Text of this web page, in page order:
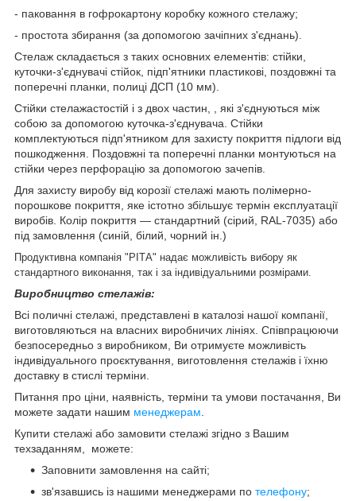
- паковання в гофрокартону коробку кожного стелажу;
- простота збирання (за допомогою зачіпних з'єднань).
Стелаж складається з таких основних елементів: стійки,
куточки-з'єднувачі стійок, підп'ятники пластикові, поздовжні та
поперечні планки, полиці ДСП (10 мм).
Стійки стелажастостій і з двох частин, , які з'єднуються між
собою за допомогою куточка-з'єднувача. Стійки
комплектуються підп'ятником для захисту покриття підлоги від
пошкодження. Поздовжні та поперечні планки монтуються на
стійки через перфорацію за допомогою зачепів.
Для захисту виробу від корозії стелажі мають полімерно-
порошкове покриття, яке істотно збільшує термін експлуатації
виробів. Колір покриття — стандартний (сірий, RAL-7035) або
під замовлення (синій, білий, чорний ін.)
Продуктивна компанія "РІТА" надає можливість вибору як
стандартного виконання, так і за індивідуальними розмірами.
Виробництво стелажів:
Всі поличні стелажі, представлені в каталозі нашої компанії,
виготовляються на власних виробничих лініях. Співпрацюючи
безпосередньо з виробником, Ви отримуєте можливість
індивідуального проєктування, виготовлення стелажів і їхню
доставку в стислі терміни.
Питання про ціни, наявність, терміни та умови постачання, Ви
можете задати нашим менеджерам
Купити стелажі або замовити стелажі згідно з Вашим
техзаданням, можете:
Заповнити замовлення на сайті;
зв'язавшись із нашими менеджерами по телефону;